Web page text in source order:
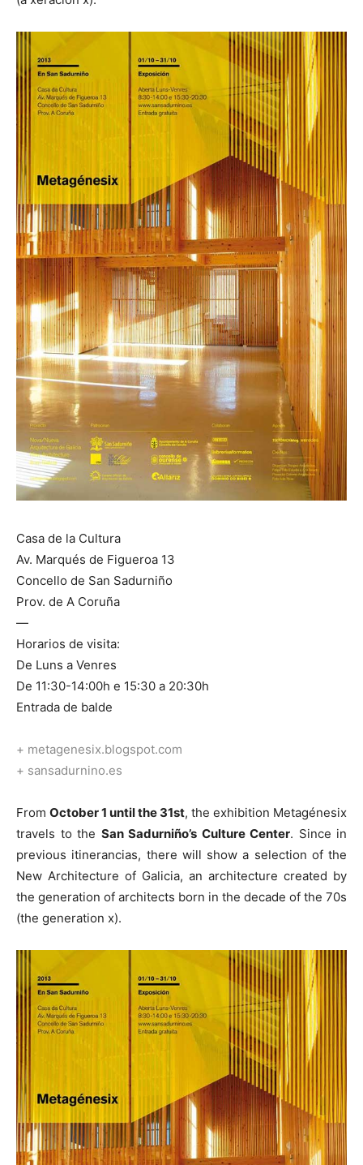
Casa de la Cultura
Av. Marqués de Figueroa 13
Concello de San Sadurniño
Prov. de A Coruña
—
Horarios de visita:
De Luns a Venres
De 11:30-14:00h e 15:30 a 20:30h
Entrada de balde
+ metagenesix.blogspot.com
+ sansadurnino.es
From October 1 until the 31st, the exhibition Metagénesix
travels to the San Sadurniño’s Culture Center. Since in
previous itinerancias, there will show a selection of the
New Architecture of Galicia, an architecture created by
the generation of architects born in the decade of the 70s
(the generation x).